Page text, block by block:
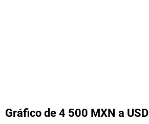
Gráfico de 4 500 MXN a USD